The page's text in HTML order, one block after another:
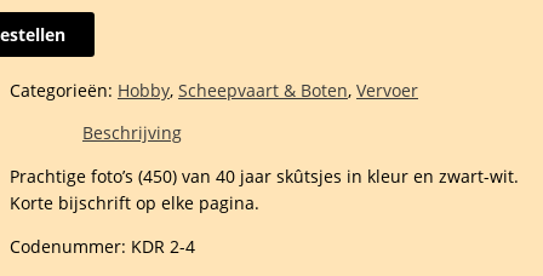
Categorieën: Hobby, Scheepvaart & Boten, Vervoer
Beschrijving
Prachtige foto’s (450) van 40 jaar skûtsjes in kleur en zwart-wit.
Korte bijschrift op elke pagina.
Codenummer: KDR 2-4